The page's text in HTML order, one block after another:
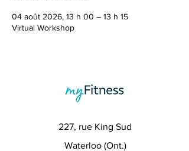
04 août 2026, 13 h 00 – 13 h 15
Virtual Workshop
227, rue King Sud
Waterloo (Ont.)